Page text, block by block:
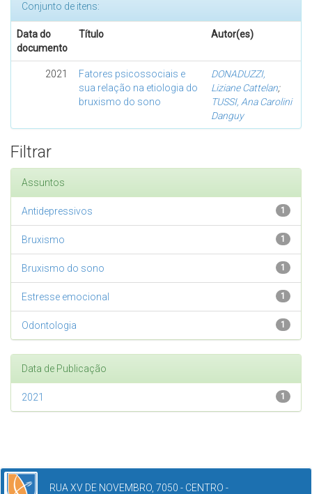
Conjunto de itens:
Data do
documento
Título Autor(es)
2021
Fatores psicossociais e
sua relação na etiologia do
bruxismo do sono
DONADUZZI,
Liziane Cattelan;
TUSSI, Ana Carolini
Danguy
Filtrar
Assuntos
1
Antidepressivos
1
Bruxismo
1
Bruxismo do sono
1
Estresse emocional
1
Odontologia
Data de Publicação
1
2021
RUA XV DE NOVEMBRO, 7050 - CENTRO -